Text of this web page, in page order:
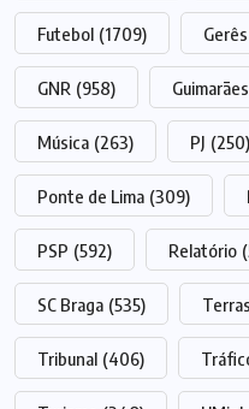
Futebol (1709) Gerês
GNR (958) Guimarães
Música (263) PJ (250)
Ponte de Lima (309)
PSP (592) Relatório
SC Braga (535)
Tribunal (406)